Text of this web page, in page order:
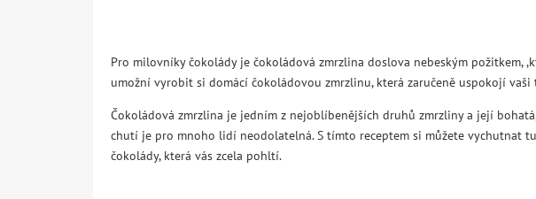
Pro milovníky čokolády je čokoládová zmrzlina doslova nebeským požitkem,
umožní vyrobit si domácí čokoládovou zmrzlinu, která zaručeně uspokojí
Čokoládová zmrzlina je jedním z nejoblíbenějších druhů zmrzliny a její
chutí je pro mnoho lidí neodolatelná. S tímto receptem si můžete vychutnat
čokolády, která vás zcela pohltí.